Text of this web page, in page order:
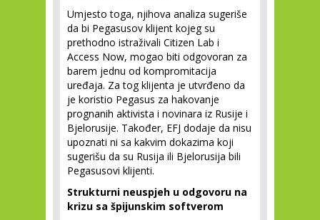
Umjesto toga, njihova analiza sugeriše
da bi Pegasusov klijent kojeg su
prethodno istraživali Citizen Lab i
Access Now, mogao biti odgovoran za
barem jednu od kompromitacija
uređaja. Za tog klijenta je utvrđeno da
je koristio Pegasus za hakovanje
prognanih aktivista i novinara iz Rusije i
Bjelorusije. Također, EFJ dodaje da nisu
upoznati ni sa kakvim dokazima koji
sugerišu da su Rusija ili Bjelorusija bili
Pegasusovi klijenti.
Strukturni neuspjeh u odgovoru na
krizu sa špijunskim softverom